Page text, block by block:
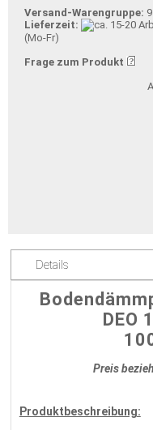
Versand-Warengruppe: 9
Lieferzeit:
(Mo-Fr)
Frage zum Produkt
Details
DEO
Preis
Produktbeschreibung: